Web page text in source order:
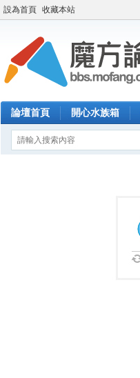
設為首頁 收藏本站
論壇首頁 開心水族箱